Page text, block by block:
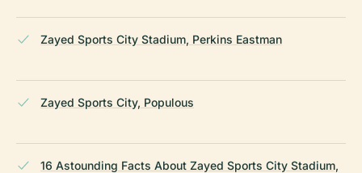
Zayed Sports City Stadium, Perkins Eastman
Zayed Sports City, Populous
16 Astounding Facts About Zayed Sports City Stadium,